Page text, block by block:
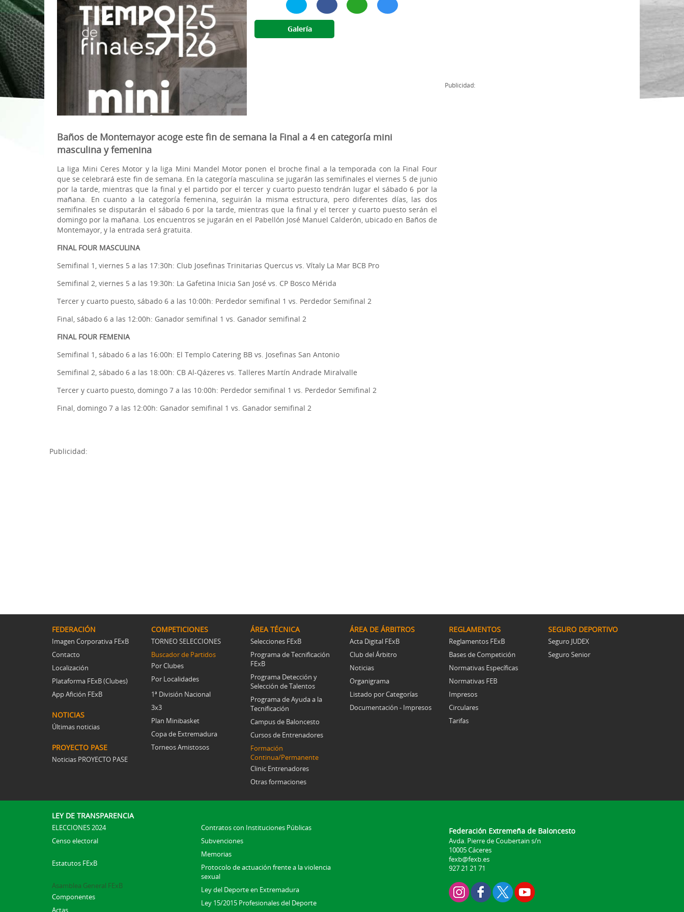
1ª División Nacional
3x3
Plan Minibasket
Copa de Extremadura
Torneos Amistosos
Formación Continua/Permanente
Clinic Entrenadores
Tarifas
Subvenciones
Galería
Baños de Montemayor acoge este fin de semana la Final a 4 en categoría mini
masculina y femenina
La liga Mini Ceres Motor y la liga Mini Mandel Motor ponen el broche final a la temporada con la Final Four
que se celebrará este fin de semana. En la categoría masculina se jugarán las semifinales el viernes 5 de junio
por la tarde, mientras que la final y el partido por el tercer y cuarto puesto tendrán lugar el sábado 6 por la
mañana. En cuanto a la categoría femenina, seguirán la misma estructura, pero diferentes días, las dos
semifinales se disputarán el sábado 6 por la tarde, mientras que la final y el tercer y cuarto puesto serán el
domingo por la mañana. Los encuentros se jugarán en el Pabellón José Manuel Calderón, ubicado en Baños de
Montemayor, y la entrada será gratuita.
FINAL FOUR MASCULINA
Semifinal 1, viernes 5 a las 17:30h: Club Josefinas Trinitarias Quercus vs. Vítaly La Mar BCB Pro
Semifinal 2, viernes 5 a las 19:30h: La Gafetina Inicia San José vs. CP Bosco Mérida
Tercer y cuarto puesto, sábado 6 a las 10:00h: Perdedor semifinal 1 vs. Perdedor Semifinal 2
Final, sábado 6 a las 12:00h: Ganador semifinal 1 vs. Ganador semifinal 2
FINAL FOUR FEMENIA
Semifinal 1, sábado 6 a las 16:00h: El Templo Catering BB vs. Josefinas San Antonio
Semifinal 2, sábado 6 a las 18:00h: CB Al-Qázeres vs. Talleres Martín Andrade Miralvalle
Tercer y cuarto puesto, domingo 7 a las 10:00h: Perdedor semifinal 1 vs. Perdedor Semifinal 2
Final, domingo 7 a las 12:00h: Ganador semifinal 1 vs. Ganador semifinal 2
Publicidad:
Publicidad:
FEDERACIÓN
Imagen Corporativa FExB
Contacto
Localización
Plataforma FExB (Clubes)
App Afición FExB
NOTICIAS
Últimas noticias
PROYECTO PASE
Noticias PROYECTO PASE
COMPETICIONES
TORNEO SELECCIONES
Buscador de Partidos
Por Clubes
Por Localidades
1ª División Nacional
3x3
Plan Minibasket
Copa de Extremadura
Torneos Amistosos
ÁREA TÉCNICA
Selecciones FExB
Programa de Tecnificación
FExB
Programa Detección y
Selección de Talentos
Programa de Ayuda a la
Tecnificación
Campus de Baloncesto
Cursos de Entrenadores
Formación
Continua/Permanente
Clinic Entrenadores
Otras formaciones
ÁREA DE ÁRBITROS
Acta Digital FExB
Club del Árbitro
Noticias
Organigrama
Listado por Categorías
Documentación - Impresos
REGLAMENTOS
Reglamentos FExB
Bases de Competición
Normativas Específicas
Normativas FEB
Impresos
Circulares
Tarifas
SEGURO DEPORTIVO
Seguro JUDEX
Seguro Senior
LEY DE TRANSPARENCIA
ELECCIONES 2024
Censo electoral
Estatutos FExB
Asamblea General FExB
Componentes
Actas
Contratos con Instituciones Públicas
Subvenciones
Memorias
Protocolo de actuación frente a la violencia
sexual
Ley del Deporte en Extremadura
Ley 15/2015 Profesionales del Deporte
Federación Extremeña de Baloncesto
Avda. Pierre de Coubertain s/n
10005 Cáceres
fexb@fexb.es
927 21 21 71